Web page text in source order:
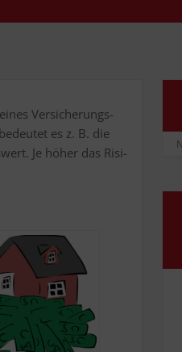
Ver­si­che­rungs­
bedeu­tet es z. B. die
Je höher das Risi­